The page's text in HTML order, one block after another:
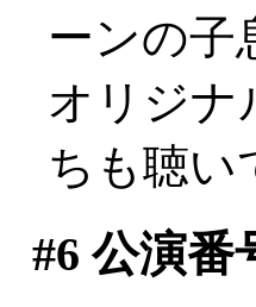
ーンの子
オリジナ
ちも聴い
#6 公演番